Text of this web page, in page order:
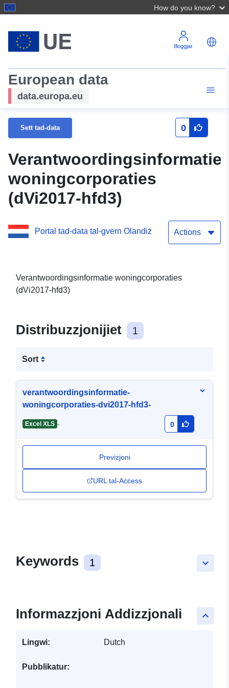
How do you know?
Illoggjar
European data
data.europa.eu
Sett tad-data 0
Verantwoordingsinformatie
woningcorporaties
(dVi2017-hfd3)
Portal tad-data tal-gvern Olandiż Actions
Verantwoordingsinformatie woningcorporaties
(dVi2017-hfd3)
Distribuzzjonijiet 1
Sort
verantwoordingsinformatie-
woningcorporaties-dvi2017-hfd3-
Excel XLS - 0
Previżjoni
URL tal-Aċċess
keyboard_arrow_down
Keywords 1
keyboard_arrow_up
Informazzjoni Addizzjonali
Lingwi: Dutch
Pubblikatur: